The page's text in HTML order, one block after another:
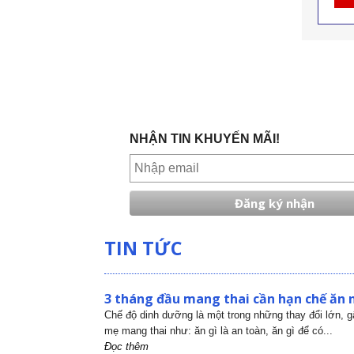
NHẬN TIN KHUYẾN MÃI!
TIN TỨC
3 tháng đầu mang thai cần hạn chế ăn
Chế độ dinh dưỡng là một trong những thay đổi lớn,
mẹ mang thai như: ăn gì là an toàn, ăn gì để có...
Đọc thêm